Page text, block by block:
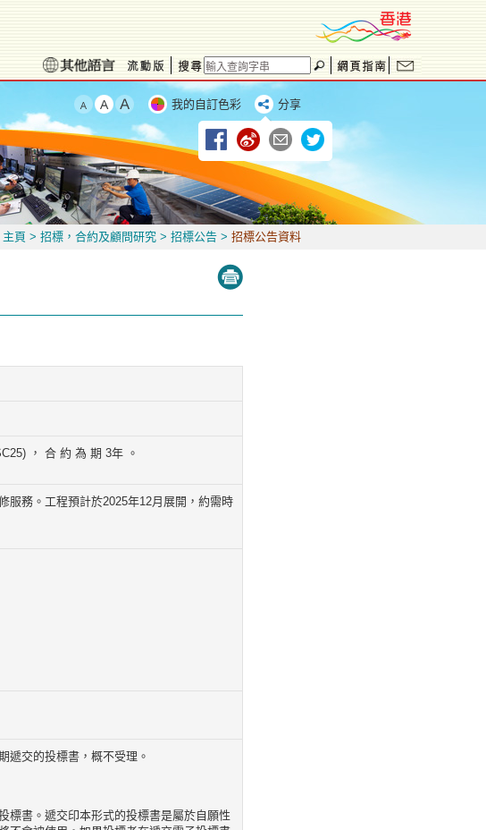
我的自訂色彩 分享
主頁 > 招標，合約及顧問研究 > 招標公告 > 招標公告資料
， 合 約 為 期 3年 。
服務。工程預計於2025年12月展開，約需時
遞交的投標書，概不受理。
標書。遞交印本形式的投標書是屬於自願性